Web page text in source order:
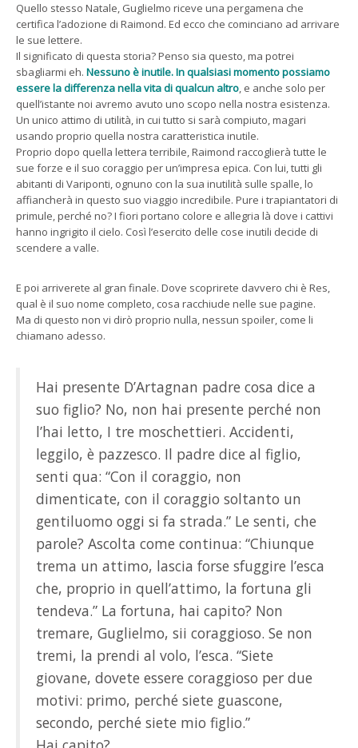
Quello stesso Natale, Guglielmo riceve una pergamena che
certifica l’adozione di Raimond. Ed ecco che cominciano ad arrivare
le sue lettere.
Il significato di questa storia? Penso sia questo, ma potrei
sbagliarmi eh. Nessuno è inutile. In qualsiasi momento possiamo
essere la differenza nella vita di qualcun altro, e anche solo per
quell’istante noi avremo avuto uno scopo nella nostra esistenza.
Un unico attimo di utilità, in cui tutto si sarà compiuto, magari
usando proprio quella nostra caratteristica inutile.
Proprio dopo quella lettera terribile, Raimond raccoglierà tutte le
sue forze e il suo coraggio per un’impresa epica. Con lui, tutti gli
abitanti di Variponti, ognuno con la sua inutilità sulle spalle, lo
affiancherà in questo suo viaggio incredibile. Pure i trapiantatori di
primule, perché no? I fiori portano colore e allegria là dove i cattivi
hanno ingrigito il cielo. Così l’esercito delle cose inutili decide di
scendere a valle.
E poi arriverete al gran finale. Dove scoprirete davvero chi è Res,
qual è il suo nome completo, cosa racchiude nelle sue pagine.
Ma di questo non vi dirò proprio nulla, nessun spoiler, come li
chiamano adesso.
Hai presente D’Artagnan padre cosa dice a
suo figlio? No, non hai presente perché non
l’hai letto, I tre moschettieri. Accidenti,
leggilo, è pazzesco. Il padre dice al figlio,
senti qua: “Con il coraggio, non
dimenticate, con il coraggio soltanto un
gentiluomo oggi si fa strada.” Le senti, che
parole? Ascolta come continua: “Chiunque
trema un attimo, lascia forse sfuggire l’esca
che, proprio in quell’attimo, la fortuna gli
tendeva.” La fortuna, hai capito? Non
tremare, Guglielmo, sii coraggioso. Se non
tremi, la prendi al volo, l’esca. “Siete
giovane, dovete essere coraggioso per due
motivi: primo, perché siete guascone,
secondo, perché siete mio figlio.”